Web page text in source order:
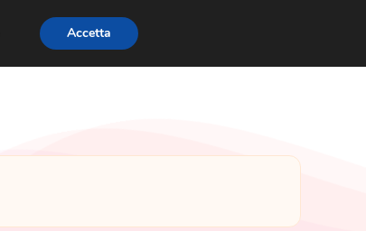
Accetta